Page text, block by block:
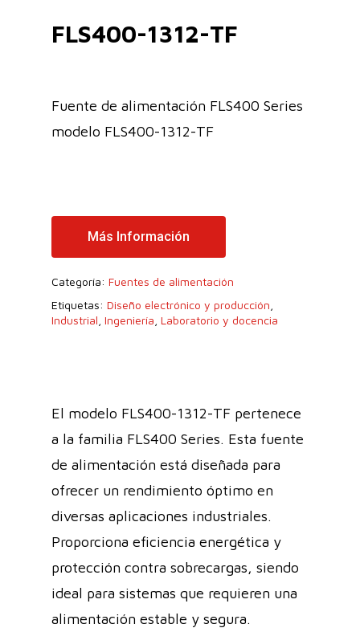
FLS400-1312-TF
Fuente de alimentación FLS400 Series
modelo FLS400-1312-TF
Más Información
Categoría: Fuentes de alimentación
Etiquetas: Diseño electrónico y producción
Industrial Ingeniería Laboratorio y docencia
El modelo FLS400-1312-TF pertenece
a la familia FLS400 Series. Esta fuente
de alimentación está diseñada para
ofrecer un rendimiento óptimo en
diversas aplicaciones industriales.
Proporciona eficiencia energética y
protección contra sobrecargas, siendo
ideal para sistemas que requieren una
alimentación estable y segura.